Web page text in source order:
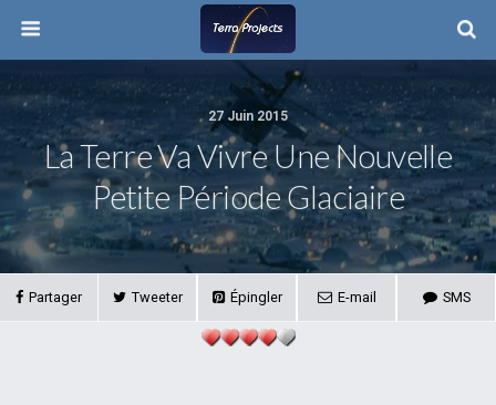
27 Juin 2015
La Terre Va Vivre Une Nouvelle
Petite Période Glaciaire
Partager Tweeter Épingler E-mail SMS